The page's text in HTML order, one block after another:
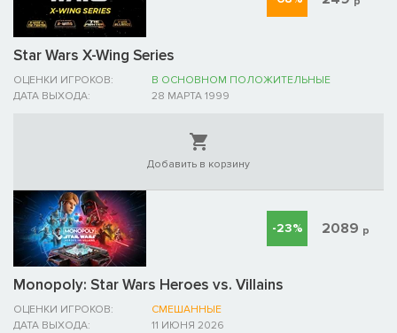
Star Wars X-Wing Series
ОЦЕНКИ ИГРОКОВ:
В ОСНОВНОМ ПОЛОЖИТЕЛЬНЫЕ
ДАТА ВЫХОДА:
28 МАРТА 1999
Добавить в корзину
Monopoly: Star Wars Heroes vs. Villains
ОЦЕНКИ ИГРОКОВ:
СМЕШАННЫЕ
ДАТА ВЫХОДА:
11 ИЮНЯ 2026
-23% 2089 р